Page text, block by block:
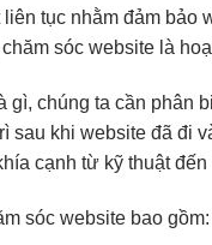
tục nhằm đảm
sóc website là
gì, chúng ta cần phân
sau khi website đã đi
cạnh từ kỹ thuật đến
sóc website bao gồm: